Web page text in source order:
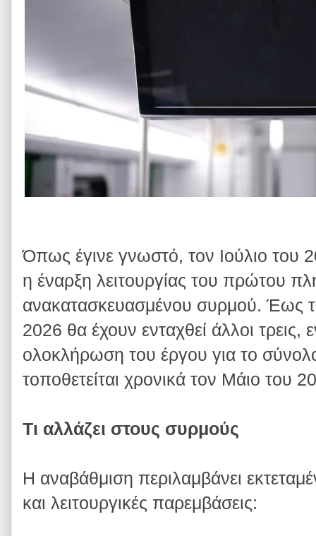
Όπως έγινε γνωστό, τον Ιούλιο του
η έναρξη λειτουργίας του πρώτου
ανακατασκευασμένου συρμού. Έως
2026 θα έχουν ενταχθεί άλλοι τρεις,
ολοκλήρωση του έργου για το
τοποθετείται χρονικά τον Μάιο του
Τι αλλάζει στους συρμούς
Η αναβάθμιση περιλαμβάνει
και λειτουργικές παρεμβάσεις: